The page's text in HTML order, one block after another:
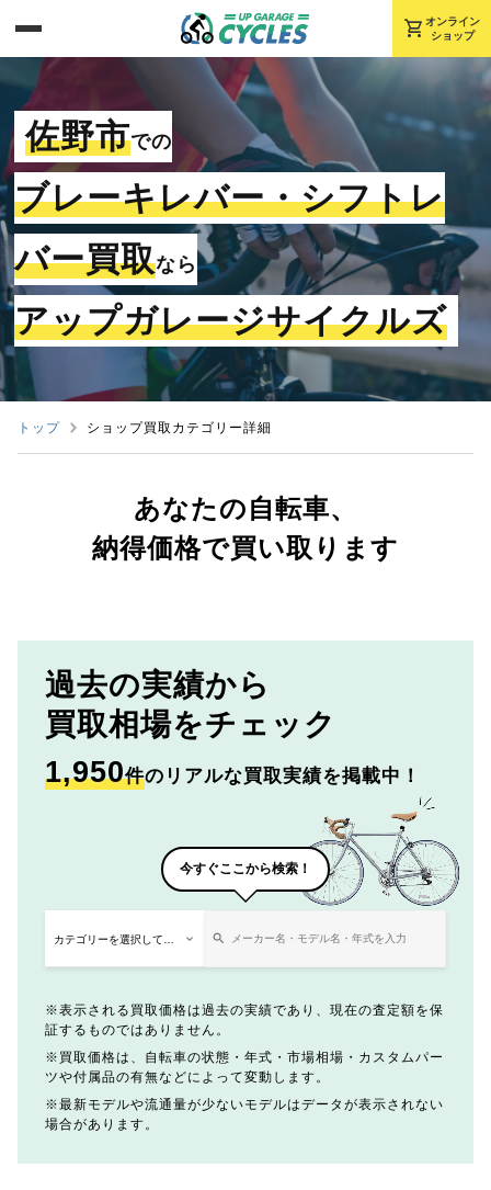
shopping_cart オンライン
ショップ
佐野市での
ブレーキレバー・シフトレ
バー買取なら
アップガレージサイクルズ
トップ ショップ買取カテゴリー詳細
あなたの自転車、
納得価格で買い取ります
過去の実績から
買取相場をチェック
1,950件のリアルな買取実績を掲載中！
今すぐここから検索！
表示される買取価格は過去の実績であり、現在の査定額を保
証するものではありません。
買取価格は、自転車の状態・年式・市場相場・カスタムパー
ツや付属品の有無などによって変動します。
最新モデルや流通量が少ないモデルはデータが表示されない
場合があります。